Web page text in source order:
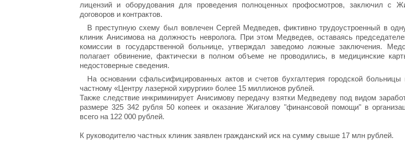
лицензий и оборудования для проведения полноценных профосмотров, заключил с
договоров и контрактов.
В преступную схему был вовлечен Сергей Медведев, фиктивно трудоустроенный в
клиник Анисимова на должность невролога. При этом Медведев, оставаясь
комиссии в государственной больнице, утверждал заведомо ложные заключения.
полагает обвинение, фактически в полном объеме не проводились, в медицинские
недостоверные сведения.
На основании сфальсифицированных актов и счетов бухгалтерия городской больницы
частному «Центру лазерной хирургии» более 15 миллионов рублей.
Также следствие инкриминирует Анисимову передачу взятки Медведеву под видом
размере 325 342 рубля 50 копеек и оказание Жигалову "финансовой помощи" в
всего на 122 000 рублей.
К руководителю частных клиник заявлен гражданский иск на сумму свыше 17 млн рублей.